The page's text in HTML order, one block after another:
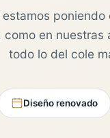
estamos
en nuestras
todo lo del cole
Diseño renovado